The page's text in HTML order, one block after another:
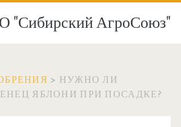
"Сибирский АгроСоюз"
> НУЖНО ЛИ
ЯБЛОНИ ПРИ ПОСАДКЕ?